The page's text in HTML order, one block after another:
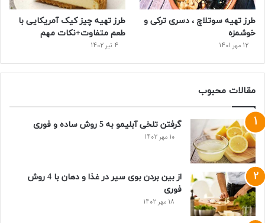
طرز تهیه سوتلاچ ، دسری ترکی و
خوشمزه
12 مهر 1401
طرز تهیه چیز کیک آمریکایی با
طعم متفاوت+نکات مهم
4 تیر 1402
مقالات محبوب
گرفتن تلخی آبلیمو به 5 روش ساده و فوری
10 مهر 1402
از بین بردن بوی سیر در غذا و دهان با 4 روش
فوری
18 مهر 1402